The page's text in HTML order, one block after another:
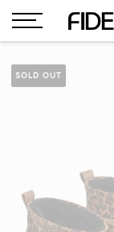
SOLD OUT